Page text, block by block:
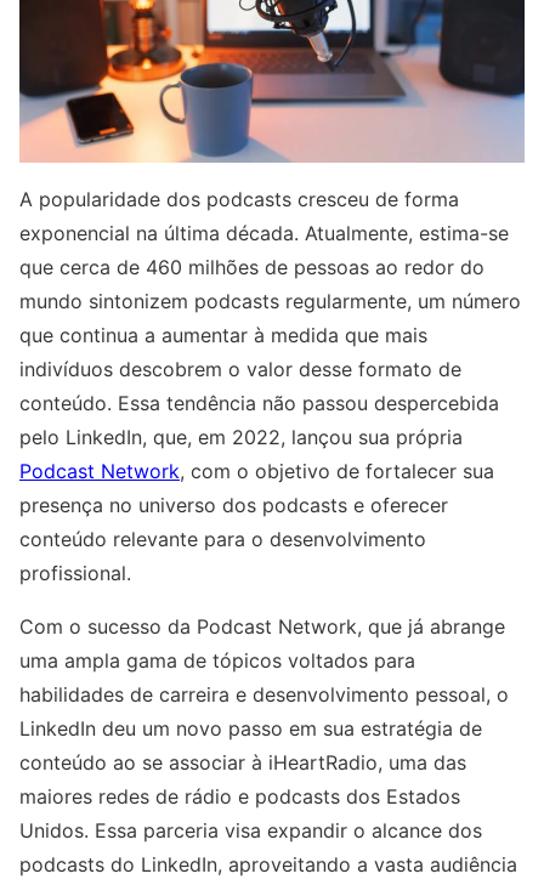
A popularidade dos podcasts cresceu de forma
exponencial na última década. Atualmente, estima-se
que cerca de 460 milhões de pessoas ao redor do
mundo sintonizem podcasts regularmente, um número
que continua a aumentar à medida que mais
indivíduos descobrem o valor desse formato de
conteúdo. Essa tendência não passou despercebida
pelo LinkedIn, que, em 2022, lançou sua própria
Podcast Network, com o objetivo de fortalecer sua
presença no universo dos podcasts e oferecer
conteúdo relevante para o desenvolvimento
profissional.
Com o sucesso da Podcast Network, que já abrange
uma ampla gama de tópicos voltados para
habilidades de carreira e desenvolvimento pessoal, o
LinkedIn deu um novo passo em sua estratégia de
conteúdo ao se associar à iHeartRadio, uma das
maiores redes de rádio e podcasts dos Estados
Unidos. Essa parceria visa expandir o alcance dos
podcasts do LinkedIn, aproveitando a vasta audiência